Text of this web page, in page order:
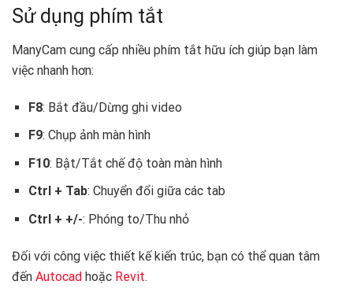
Sử dụng phím tắt
ManyCam cung cấp nhiều phím tắt hữu ích giúp bạn làm
việc nhanh hơn:
F8: Bắt đầu/Dừng ghi video
F9: Chụp ảnh màn hình
F10: Bật/Tắt chế độ toàn màn hình
Ctrl + Tab: Chuyển đổi giữa các tab
Ctrl + +/-: Phóng to/Thu nhỏ
Đối với công việc thiết kế kiến trúc, bạn có thể quan tâm
đến Autocad hoặc Revit.